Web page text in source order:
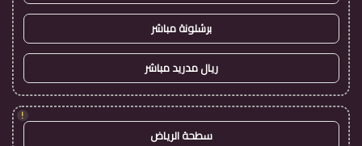
برشلونة مباشر
ريال مدريد مباشر
!
سطحة الرياض